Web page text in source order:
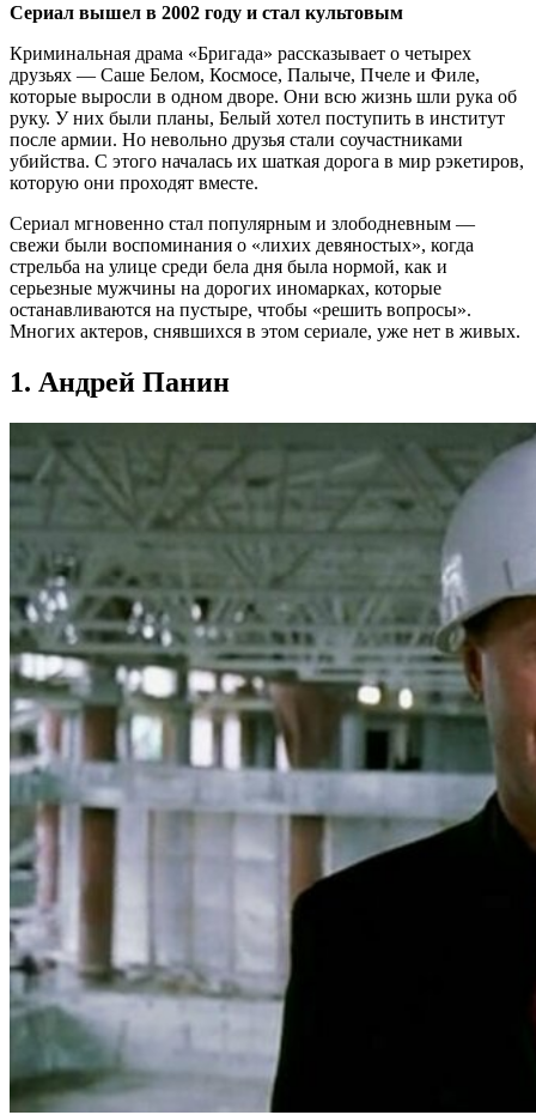
Сериал вышел в 2002 году и стал культовым
Криминальная драма «Бригада» рассказывает о четырех
друзьях — Саше Белом, Космосе, Палыче, Пчеле и Филе,
которые выросли в одном дворе. Они всю жизнь шли рука об
руку. У них были планы, Белый хотел поступить в институт
после армии. Но невольно друзья стали соучастниками
убийства. С этого началась их шаткая дорога в мир рэкетиров,
которую они проходят вместе.
Сериал мгновенно стал популярным и злободневным —
свежи были воспоминания о «лихих девяностых», когда
стрельба на улице среди бела дня была нормой, как и
серьезные мужчины на дорогих иномарках, которые
останавливаются на пустыре, чтобы «решить вопросы».
Многих актеров, снявшихся в этом сериале, уже нет в живых.
1. Андрей Панин